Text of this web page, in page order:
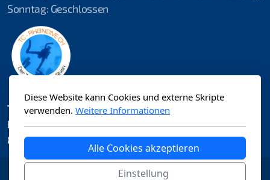
Sonntag: Geschlossen
TC-Rheindive.ch
Bälisteigstrasse 2
8264 Eschenz
Datenschutzbestimmungen
Diese Website kann Cookies und externe Skripte
verwenden. Weitere Informationen
Alle Cookies akzeptieren
Einstellung
Notfallsauerstoff
Erste Hilfe HLW+AED
2025 Ferienspass Aadorf
2024 10-Jahres Jubiläum
2019 Fernsteinsee